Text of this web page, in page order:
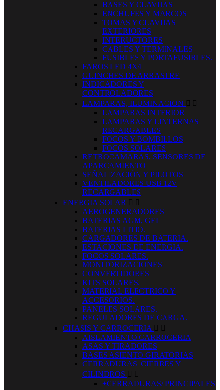
BASES Y CLAVIJAS
ENCHUFES Y MARCOS
TOMAS Y CLAVIJAS
EXTERIORES
INTERUCTORES
CABLES Y TERMINALES
FUSIBLES Y PORTAFUSIBLES.
FAROS LED 4X4
GUINCHES DE ARRASTRE
INDICADORES Y
CONTROLADORES
LAMPARAS, ILUMINACION  
LAMPARAS INTERIOR
LAMPARAS Y LINTERNAS
RECARGABLES
FOCOS Y BOMBILLOS
FOCOS SOLARES
RETROCAMARAS, SENSORES DE
APARCAMIENTO
SEÑALIZACIÓN Y PILOTOS
VENTILADORES USB 12V
RECARGABLES
ENERGIA SOLAR  
AEROGENERADORES
BATERIAS AGM, GEL
BATERIAS LITIO.
CARGADORES DE BATERIA.
ESTACIONES DE ENERGIA.
FOCOS SOLARES.
MONITORIZACIONES
CONVERTIDORES
KITS SOLARES.
MATERIAL ELECTRICO Y
ACCESORIOS.
PANELES SOLARES.
REGULADORES DE CARGA.
CHASIS Y CARROCERIA  
AISLAMIENTO CARROCERIA
ASAS Y TIRADORES
BASES ASIENTO GIRATORIAS
CERRADURAS, CIERRES Y
CILINDROS  
+CERRADURAS/ PRINCIPALES